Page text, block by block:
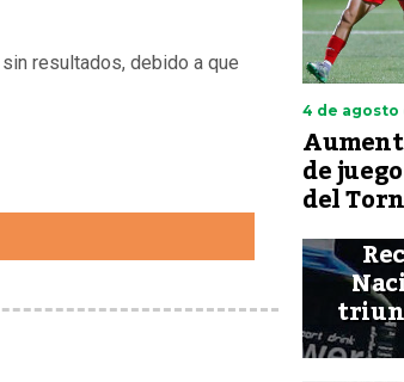
resultados, debido a que
4 de agosto
de
del